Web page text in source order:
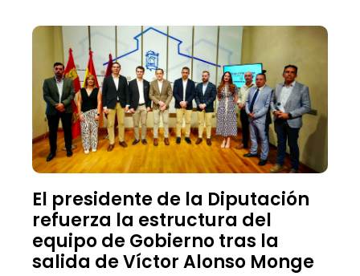
El presidente de la Diputación
refuerza la estructura del
equipo de Gobierno tras la
salida de Víctor Alonso Monge